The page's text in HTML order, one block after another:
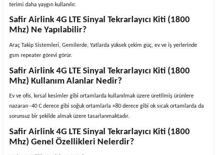
terimi daha yaygın kullanılır.
Safir Airlink 4G LTE Sinyal Tekrarlayıcı Kiti (1800
Mhz) Ne Yapılabilir?
Araç Takip Sistemleri, Gemilerde, Yatlarda yüksek çekim güç, ev ve iş yerlerinde
gsm repeater görevi görür.
Safir Airlink 4G LTE Sinyal Tekrarlayıcı Kiti (1800
Mhz) Kullanım Alanlar Nedir?
Ev ve ofis, kırsal kesimler gibi ortamlarda kullanılmak üzere üretilmiş ürünlere
nazaran -40 C derece gibi soğuk ortamlarla +80 derece gibi ok sıcak ortamlarda da
sorunsuz bir şekilde almak üzere tasarlanmaktadır.
Safir Airlink 4G LTE Sinyal Tekrarlayıcı Kiti (1800
Mhz) Genel Özellikleri Nelerdir?